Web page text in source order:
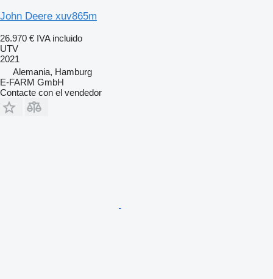
John Deere xuv865m
26.970 € IVA incluido
UTV
2021
Alemania, Hamburg
E-FARM GmbH
Contacte con el vendedor